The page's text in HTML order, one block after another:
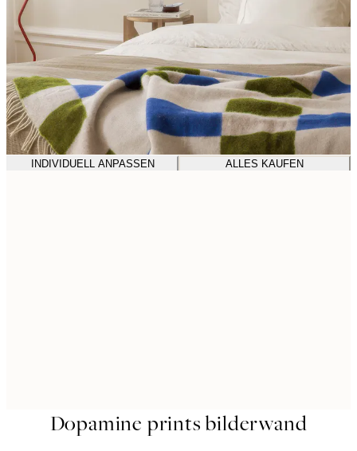
INDIVIDUELL ANPASSEN ALLES KAUFEN
Dopamine prints bilderwand